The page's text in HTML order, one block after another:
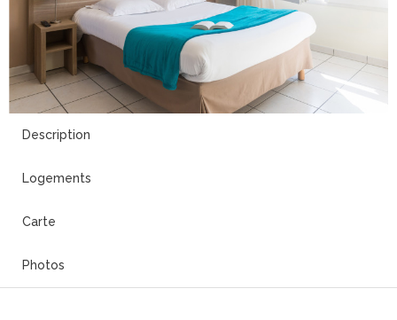
Description
Logements
Carte
Photos